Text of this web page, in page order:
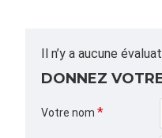
Il n’y a aucune
DONNEZ
Votre nom